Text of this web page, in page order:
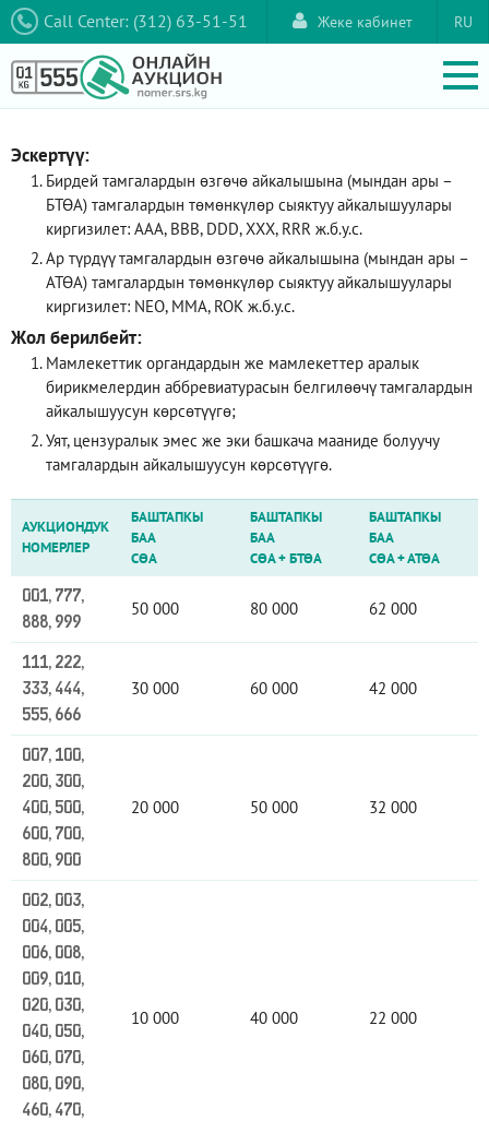
Call Center: (312) 63-51-51 RU
Жеке кабинет
Эскертүү:
Бирдей тамгалардын өзгөчө айкалышына (мындан ары –
БТӨА) тамгалардын төмөнкүлөр сыяктуу айкалышуулары
киргизилет: AAA, ВВВ, DDD, XXX, RRR ж.б.у.с.
Ар түрдүү тамгалардын өзгөчө айкалышына (мындан ары –
АТӨА) тамгалардын төмөнкүлөр сыяктуу айкалышуулары
киргизилет: NEO, ММА, ROK ж.б.у.с.
Жол берилбейт:
Мамлекеттик органдардын же мамлекеттер аралык
бирикмелердин аббревиатурасын белгилөөчү тамгалардын
айкалышуусун көрсөтүүгө;
Уят, цензуралык эмес же эки башкача мааниде болуучу
тамгалардын айкалышуусун көрсөтүүгө.
АУКЦИОНДУК
НОМЕРЛЕР
БАШТАПКЫ
БАА
СӨА
БАШТАПКЫ
БАА
СӨА+БТӨА
БАШТАПКЫ
БАА
СӨА+АТӨА
001, 777,
888, 999
50 000 80 000 62 000
111, 222,
333, 444,
555, 666
30 000 60 000 42 000
007, 100,
200, 300,
400, 500,
600, 700,
800, 900
20 000 50 000 32 000
002, 003,
004, 005,
006, 008,
009, 010,
020, 030,
040, 050,
060, 070,
080, 090,
460, 470,
10 000 40 000 22 000